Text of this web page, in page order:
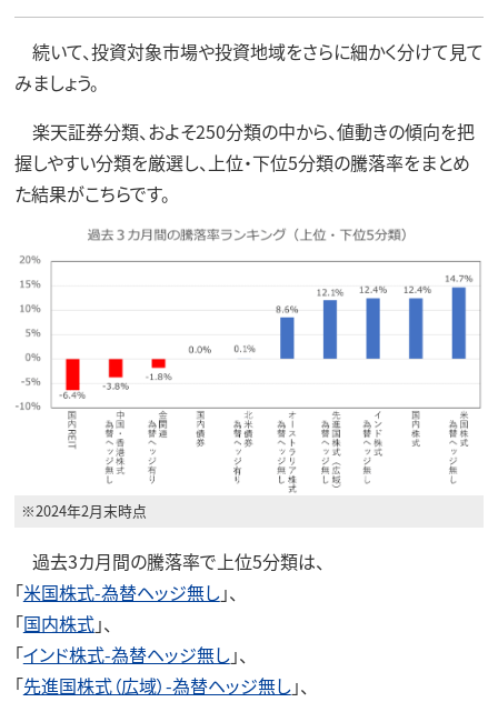
続いて、投資対象市場や投資地域をさらに細かく分けて見て
みましょう。
楽天証券分類、およそ250分類の中から、値動きの傾向を把
握しやすい分類を厳選し、上位・下位5分類の騰落率をまとめ
た結果がこちらです。
※2024年2月末時点
過去3カ月間の騰落率で上位5分類は、
「米国株式-為替ヘッジ無し」、
「国内株式」、
「インド株式-為替ヘッジ無し」、
「先進国株式（広域）-為替ヘッジ無し」、